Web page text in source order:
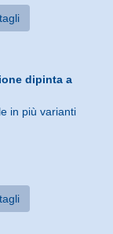
dipinta a
in più varianti